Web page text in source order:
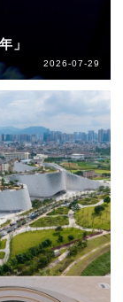
」
2026-07-29